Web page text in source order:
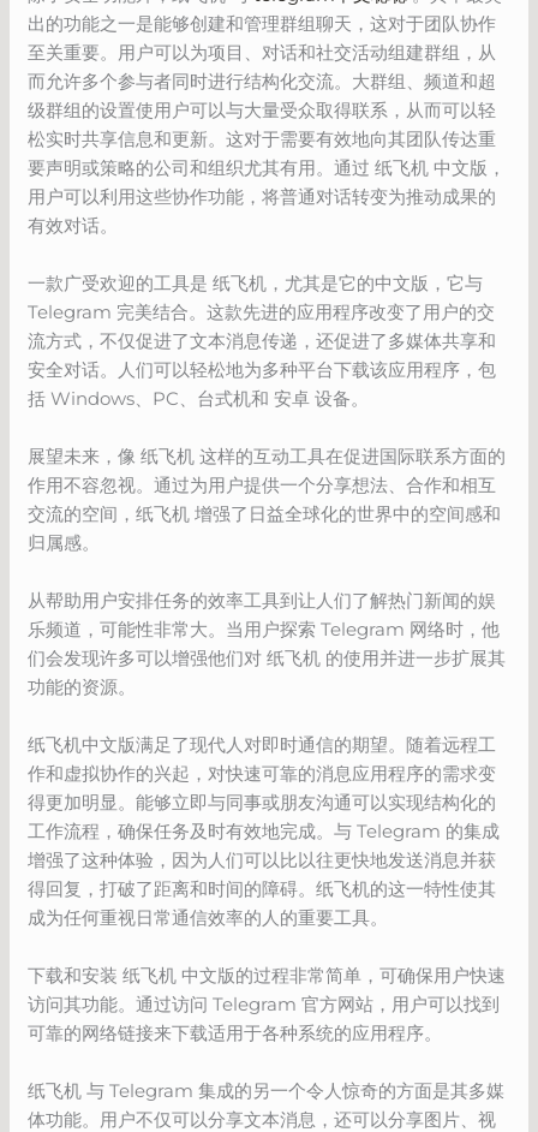
出的功能之一是能够创建和管理群组聊天，这对于团队协作
至关重要。用户可以为项目、对话和社交活动组建群组，从
而允许多个参与者同时进行结构化交流。大群组、频道和超
级群组的设置使用户可以与大量受众取得联系，从而可以轻
松实时共享信息和更新。这对于需要有效地向其团队传达重
要声明或策略的公司和组织尤其有用。通过 纸飞机 中文版，
用户可以利用这些协作功能，将普通对话转变为推动成果的
有效对话。
一款广受欢迎的工具是 纸飞机，尤其是它的中文版，它与
Telegram 完美结合。这款先进的应用程序改变了用户的交
流方式，不仅促进了文本消息传递，还促进了多媒体共享和
安全对话。人们可以轻松地为多种平台下载该应用程序，包
括 Windows、PC、台式机和 安卓 设备。
展望未来，像 纸飞机 这样的互动工具在促进国际联系方面的
作用不容忽视。通过为用户提供一个分享想法、合作和相互
交流的空间，纸飞机 增强了日益全球化的世界中的空间感和
归属感。
从帮助用户安排任务的效率工具到让人们了解热门新闻的娱
乐频道，可能性非常大。当用户探索 Telegram 网络时，他
们会发现许多可以增强他们对 纸飞机 的使用并进一步扩展其
功能的资源。
纸飞机中文版满足了现代人对即时通信的期望。随着远程工
作和虚拟协作的兴起，对快速可靠的消息应用程序的需求变
得更加明显。能够立即与同事或朋友沟通可以实现结构化的
工作流程，确保任务及时有效地完成。与 Telegram 的集成
增强了这种体验，因为人们可以比以往更快地发送消息并获
得回复，打破了距离和时间的障碍。纸飞机的这一特性使其
成为任何重视日常通信效率的人的重要工具。
下载和安装 纸飞机 中文版的过程非常简单，可确保用户快速
访问其功能。通过访问 Telegram 官方网站，用户可以找到
可靠的网络链接来下载适用于各种系统的应用程序。
纸飞机 与 Telegram 集成的另一个令人惊奇的方面是其多媒
体功能。用户不仅可以分享文本消息，还可以分享图片、视